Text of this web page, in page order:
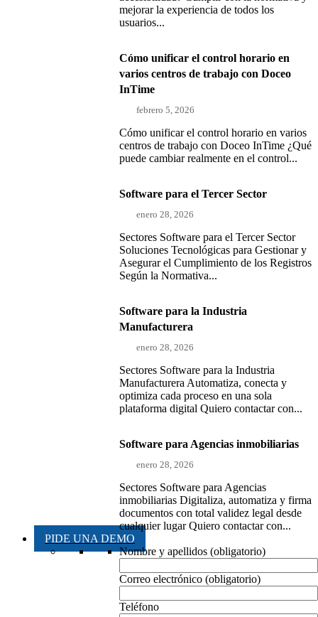
mejorar la experiencia de todos los
usuarios...
Cómo unificar el control horario en
varios centros de trabajo con Doceo
InTime
febrero 5, 2026
Cómo unificar el control horario en varios
centros de trabajo con Doceo InTime ¿Qué
puede cambiar realmente en el control...
Software para el Tercer Sector
enero 28, 2026
Sectores Software para el Tercer Sector
Soluciones Tecnológicas para Gestionar y
Asegurar el Cumplimiento de los Registros
Según la Normativa...
Software para la Industria
Manufacturera
enero 28, 2026
Sectores Software para la Industria
Manufacturera Automatiza, conecta y
optimiza cada proceso en una sola
plataforma digital Quiero contactar con...
Software para Agencias inmobiliarias
enero 28, 2026
Sectores Software para Agencias
inmobiliarias Digitaliza, automatiza y firma
documentos con total validez legal desde
cualquier lugar Quiero contactar con...
PIDE UNA DEMO
Nombre y apellidos (obligatorio)
Correo electrónico (obligatorio)
Teléfono